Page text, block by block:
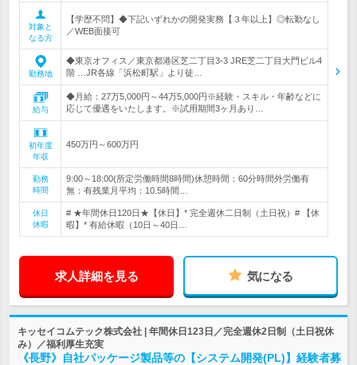
対象と
なる方
【学歴不問】◆下記いずれかの開発実務【３年以上】◎転勤なし
／WEB面接可
勤務地
◆東京オフィス／東京都港区芝二丁目3-3 JRE芝二丁目大門ビル4
階 …JR各線「浜松町駅」より徒…
給与
◆月給：27万5,000円～44万5,000円※経験・スキル・年齢などに
応じて優遇をいたします。※試用期間3ヶ月あり…
初年度
年収
450万円～600万円
勤務
時間
9:00～18:00(所定労働時間8時間)休憩時間：60分時間外労働有
無：有残業月平均：10.5時間…
休日
休暇
# ★年間休日120日★【休日】* 完全週休二日制（土日祝）# 【休
暇】* 有給休暇（10日～40日…
求人詳細を見る 気になる
キッセイコムテック株式会社 | 年間休日123日／完全週休2日制（土日祝休
み）／福利厚生充実
《長野》自社パッケージ製品等の【システム開発(PL)】経験者募